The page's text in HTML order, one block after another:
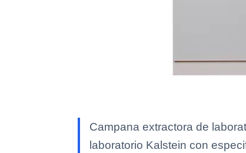
Campana extractora de
laboratorio Kalstein con